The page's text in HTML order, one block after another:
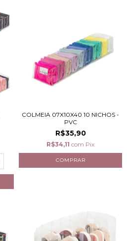
COLMEIA 07X10X40 10 NICHOS -
PVC
R$35,90
R$34,11 com Pix